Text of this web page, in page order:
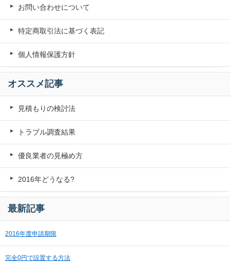
お問い合わせについて
特定商取引法に基づく表記
個人情報保護方針
オススメ記事
見積もりの検討法
トラブル調査結果
優良業者の見極め方
2016年どうなる?
最新記事
2016年度申請期限
完全0円で設置する方法